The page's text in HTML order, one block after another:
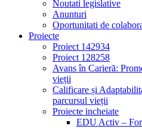
Noutati legislative
Anunturi
Oportunitati de
Proiecte
Proiect 142934
Proiect 128258
Avans în Carieră:
vieții
Calificare și
parcursul vieții
Proiecte incheiate
EDU Activ –